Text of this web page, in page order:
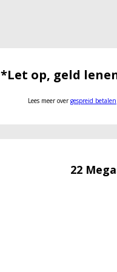
*Let op, geld
Lees meer overgespreid betalen
22